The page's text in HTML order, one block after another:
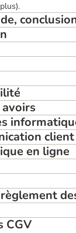
client
en ligne
CGV